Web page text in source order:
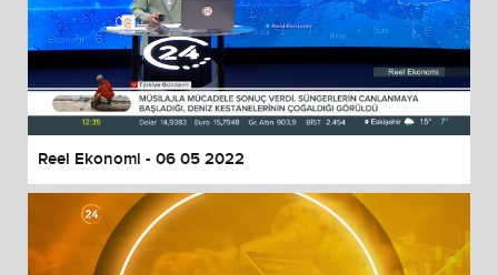
Reel Ekonomi - 06 05 2022